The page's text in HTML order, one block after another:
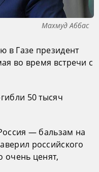
Махмуд Аббас
в Газе президент
во время встречи с
50 тысяч
— бальзам на
российского
очень ценят,